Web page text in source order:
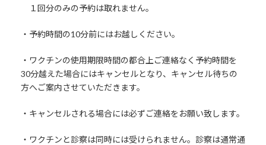
１回分のみの予約は取れません。
・予約時間の10分前にはお越しください。
・ワクチンの使用期限時間の都合上ご連絡なく予約時間を
30分越えた場合にはキャンセルとなり、キャンセル待ちの
方へご案内させていただきます。
・キャンセルされる場合には必ずご連絡をお願い致します。
・ワクチンと診察は同時には受けられません。診察は通常通